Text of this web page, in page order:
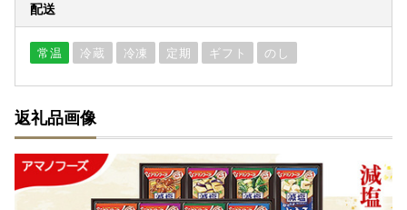
配送
常温 冷蔵 冷凍 定期 ギフト のし
返礼品画像